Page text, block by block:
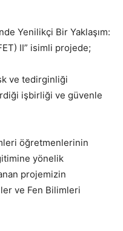
Yenilikçi Bir Yaklaşım:
II” isimli projede;
ve tedirginliği
işbirliği ve güvenle
öğretmenlerinin
yönelik
projemizin
ve Fen Bilimleri